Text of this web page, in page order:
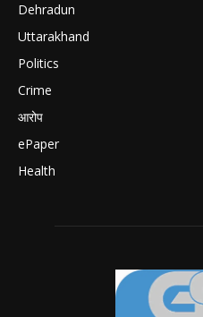
Dehradun
Uttarakhand
Politics
Crime
आरोप
ePaper
Health